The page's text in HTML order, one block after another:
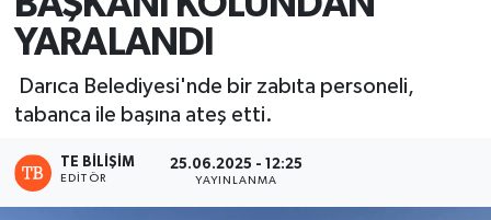
YARALANDI
Darıca Belediyesi'nde bir zabıta personeli,
tabanca ile başına ateş etti.
TE BILIŞIM
EDITÖR
25.06.2025 - 12:25
YAYINLANMA